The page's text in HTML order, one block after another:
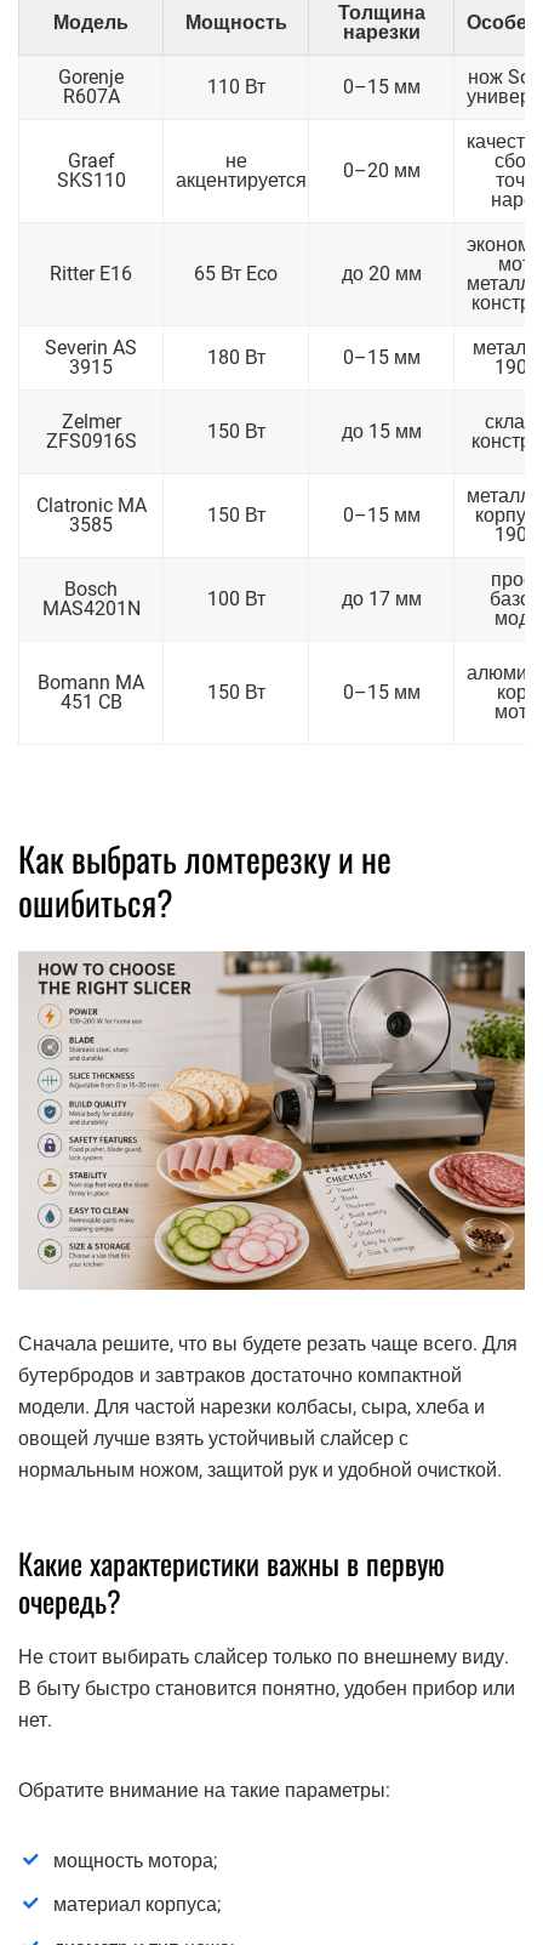
Модель Мощность
Толщина
нарезки
Gorenje
R607A
110 Вт 0–15 мм
нож
Graef
SKS110
не
акцентируется
0–20 мм
Ritter E16 65 Вт Eco до 20 мм
Severin AS
3915
180 Вт 0–15 мм
190
Zelmer
ZFS0916S
150 Вт до 15 мм
Clatronic MA
3585
150 Вт 0–15 мм
190
Bosch
MAS4201N
100 Вт до 17 мм
Bomann MA
451 CB
150 Вт 0–15 мм
Как выбрать ломтерезку и не
ошибиться?
Сначала решите, что вы будете резать чаще всего. Для
бутербродов и завтраков достаточно компактной
модели. Для частой нарезки колбасы, сыра, хлеба и
овощей лучше взять устойчивый слайсер с
нормальным ножом, защитой рук и удобной очисткой.
Какие характеристики важны в первую
очередь?
Не стоит выбирать слайсер только по внешнему виду.
В быту быстро становится понятно, удобен прибор или
нет.
Обратите внимание на такие параметры:
мощность мотора;
материал корпуса;